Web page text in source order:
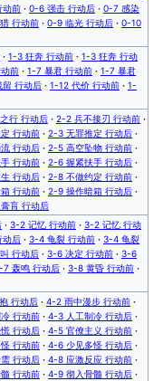
动前 · 0-6 强击 行动后 · 0-7 感染
行动前 · 0-9 临光 行动后 · 0-10
· 1-3 狂奔 行动前 · 1-3 狂奔 行动
前 · 1-7 暴君 行动前 · 1-7 暴君
留 行动后 · 1-12 代价 行动前 · 1-
行 行动后 · 2-2 兵不接刃 行动前 ·
行动前 · 2-3 无罪推定 行动后 ·
行动后 · 2-5 高空坠物 行动前 ·
行动前 · 2-6 握紧扶手 行动后 ·
行动后 · 2-8 不做约定 行动前 ·
行动前 · 2-9 操作暗箱 行动后 ·
肓 行动后
· 3-2 记忆 行动前 · 3-2 记忆 行动
动后 · 3-4 龟裂 行动前 · 3-4 龟裂
行动后 · 3-6 决定 行动前 · 3-6
7 轰鸣 行动后 · 3-8 黄昏 行动前 ·
行动后 · 4-2 雨中漫步 行动前 ·
行动前 · 4-3 人工制冷 行动后 ·
行动后 · 4-5 官僚主义 行动前 ·
行动前 · 4-6 少见多怪 行动后 ·
行动后 · 4-8 应激反应 行动前 ·
行动前 · 4-9 彻入骨髓 行动后 ·